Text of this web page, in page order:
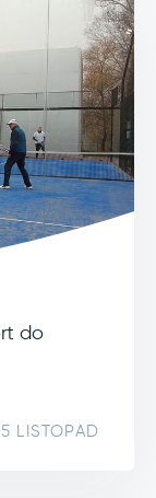
do
LISTOPAD